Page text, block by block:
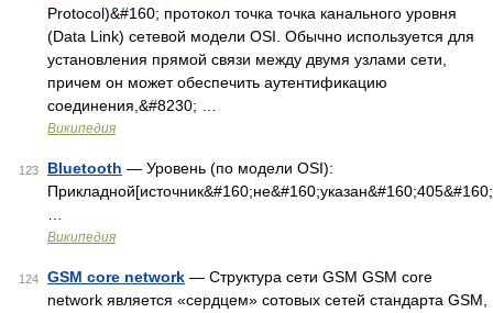
Protocol)&#160; протокол точка точка канального уровня
(Data Link) сетевой модели OSI. Обычно используется для
установления прямой связи между двумя узлами сети,
причем он может обеспечить аутентификацию
соединения,&#8230; …
Википедия
123 Bluetooth — Уровень (по модели OSI):
Википедия
124 GSM core network — Структура сети GSM GSM core
network является «сердцем» сотовых сетей стандарта GSM,